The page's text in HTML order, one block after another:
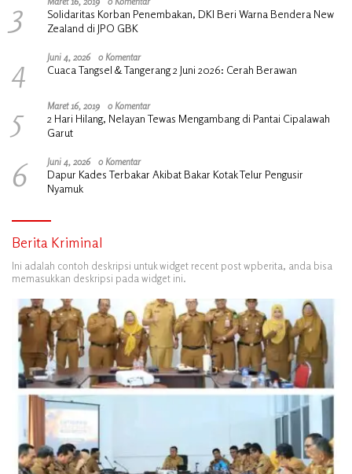
3
Solidaritas Korban Penembakan, DKI Beri Warna Bendera New
Zealand di JPO GBK
4 Juni 4, 2026 0 Komentar
Cuaca Tangsel & Tangerang 2 Juni 2026: Cerah Berawan
5 Maret 16, 2019 0 Komentar
2 Hari Hilang, Nelayan Tewas Mengambang di Pantai Cipalawah
Garut
6 Juni 4, 2026 0 Komentar
Dapur Kades Terbakar Akibat Bakar Kotak Telur Pengusir
Nyamuk
Berita Kriminal
Ini adalah contoh deskripsi untuk widget recent post wpberita, anda bisa
memasukkan deskripsi pada widget ini.